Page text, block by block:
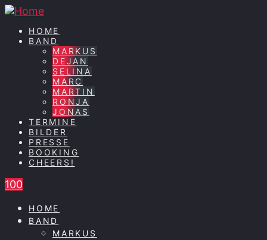
HOME
BAND
MARKUS
DEJAN
SELINA
MARC
MARTIN
RONJA
JONAS
TERMINE
BILDER
PRESSE
BOOKING
CHEERS!
100
HOME
BAND
MARKUS